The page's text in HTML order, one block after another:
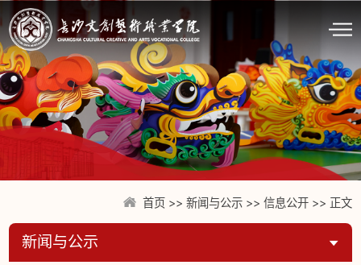
首页>> 新闻与公示>> 信息公开>> 正文
新闻与公示